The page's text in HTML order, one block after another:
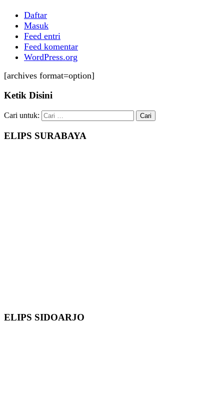
Daftar
Masuk
Feed entri
Feed komentar
WordPress.org
[archives format=option]
Ketik Disini
Cari untuk:
ELIPS SURABAYA
ELIPS SIDOARJO